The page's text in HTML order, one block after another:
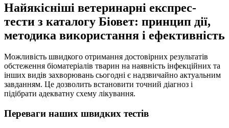
Найякісніші ветеринарні експрес-
тести з каталогу Біовет: принцип дії,
методика використання і ефективність
Можливість швидкого отримання достовірних результатів
обстеження біоматеріалів тварин на наявність інфекційних та
інших видів захворювань сьогодні є надзвичайно актуальним
завданням. Це дозволить встановити точний діагноз і
підібрати адекватну схему лікування.
Переваги наших швидких тестів